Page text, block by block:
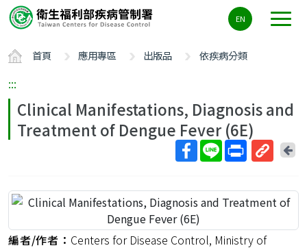
要
容
ALT+C
EN
首頁 應用專區 出版品 依疾病分類
:::
Clinical Manifestations, Diagnosis and
Treatment of Dengue Fever (6E)
短
址
回
頁
編者/作者： Centers for Disease Control, Ministry of